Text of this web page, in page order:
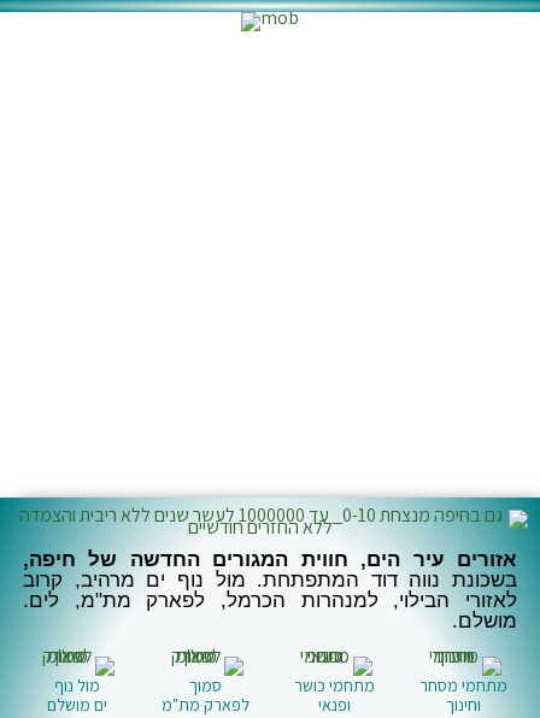
אזורים עיר הים, חווית המגורים החדשה של חיפה,
בשכונת נווה דוד המתפתחת. מול נוף ים מרהיב, קרוב
לאזורי הבילוי, למנהרות הכרמל, לפארק מת"מ, לים.
מושלם.
מתחמי מסחר
וחינוך
מתחמי כושר
ופנאי
סמוך
לפארק מת"מ
מול נוף
ים מושלם